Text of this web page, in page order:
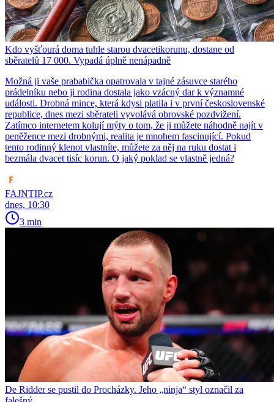
Kdo vyšťourá doma tuhle starou dvacetikorunu, dostane od
sběratelů 17 000. Vypadá úplně nenápadně
Možná ji vaše prababička opatrovala v tajné zásuvce starého
prádelníku nebo ji rodina dostala jako vzácný dar k významné
události. Drobná mince, která kdysi platila i v první československé
republice, dnes mezi sběrateli vyvolává obrovské pozdvižení.
Zatímco internetem kolují mýty o tom, že ji můžete náhodně najít v
peněžence mezi drobnými, realita je mnohem fascinující. Pokud
tento rodinný klenot vlastníte, můžete za něj na ruku dostat i
bezmála dvacet tisíc korun. O jaký poklad se vlastně jedná?
FAJNTIP.cz
dnes, 10:30
3 min
De Ridder se pustil do Procházky. Jeho „ninja“ styl označil za